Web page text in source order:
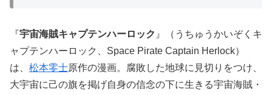
『宇宙海賊キャプテンハーロック 』（うちゅうかいぞくキ
ャプテンハーロック、Space Pirate Captain Herlock）
は、 松本零士原作の漫画。腐敗した地球に見切りをつけ、
大宇宙に己の旗を掲げ自身の信念の下に生きる宇宙海賊・